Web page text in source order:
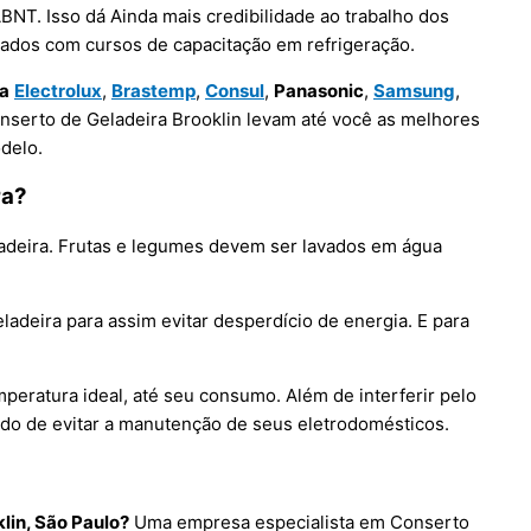
Isso dá Ainda mais credibilidade ao trabalho dos
com cursos de capacitação em refrigeração.
Electrolux, Brastemp, Consul, Panasonic, Samsung,
de Geladeira Brooklin levam até você as melhores
Frutas e legumes devem ser lavados em água
para assim evitar desperdício de energia. E para
ideal, até seu consumo. Além de interferir pelo
de evitar a manutenção de seus eletrodomésticos.
São Paulo? Uma empresa especialista em Conserto